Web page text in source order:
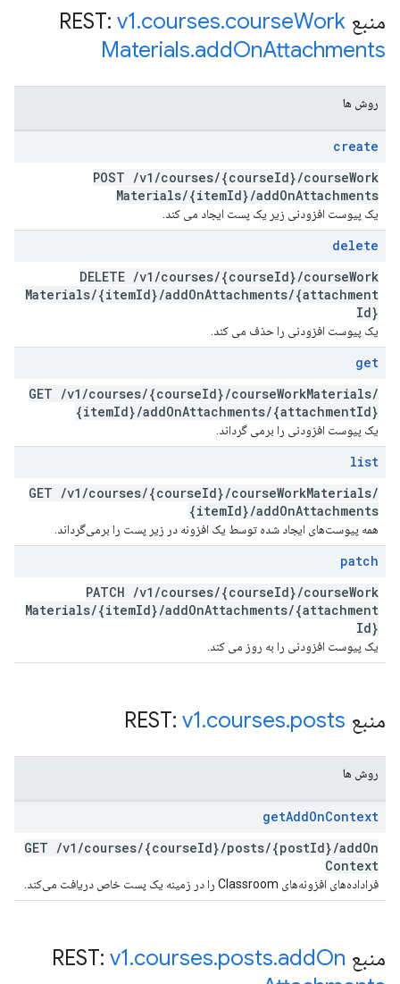
منبع REST: v1.courses.courseWork
Materials.addOnAttachments
روش ها
create
POST /v1 /courses/{courseId}/courseWork
Materials/{itemId}/addOnAttachments
یک پیوست افزودنی زیر یک پست ایجاد می کند.
delete
DELETE /v1 /courses/{courseId}/courseWork
Materials/{itemId}/addOnAttachments/{attachment
Id}
یک پیوست افزودنی را حذف می کند.
get
GET /v1 /courses/{courseId}/courseWorkMaterials/
{itemId}/addOnAttachments/{attachmentId}
یک پیوست افزودنی را برمی گرداند.
list
GET /v1 /courses/{courseId}/courseWorkMaterials/
{itemId}/addOnAttachments
همه پیوست‌های ایجاد شده توسط یک افزونه در زیر پست را برمی‌گرداند.
patch
PATCH /v1 /courses/{courseId}/courseWork
Materials/{itemId}/addOnAttachments/{attachment
Id}
یک پیوست افزودنی را به روز می کند.
منبع REST: v1.courses.posts
روش ها
getAddOnContext
GET /v1 /courses/{courseId}/posts/{postId}/addOn
Context
فراداده‌های افزونه‌های Classroom را در زمینه یک پست خاص دریافت می‌کند.
منبع REST: v1.courses.posts.addOn